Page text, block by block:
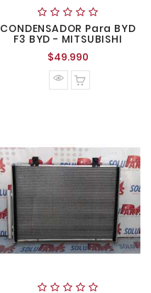
CONDENSADOR Para BYD
F3 BYD - MITSUBISHI
$49.990
normal